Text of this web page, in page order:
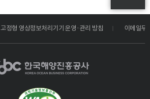
고정형 영상정보처리기기 운영·관리 방침 이메일무